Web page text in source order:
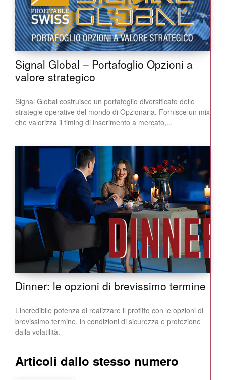
Signal Global – Portafoglio Opzioni a
valore strategico
Signal Global costruisce un portafoglio diversificato delle
strategie operative del mondo di Opzionaria. Fornisce un mix
che valorizza il timing di inserimento a mercato,...
Dinner: le opzioni di brevissimo termine
L’incredibile potenza di realizzare il profitto con le opzioni di
brevissimo termine, in condizioni di sicurezza e protezione
dalla volatilità.
Articoli dallo stesso numero